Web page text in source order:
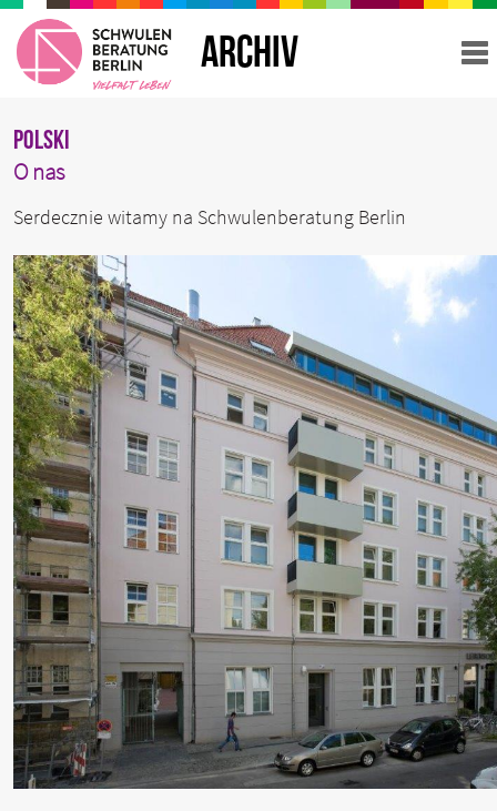
ARCHIV
Polski
O nas
Serdecznie witamy na Schwulenberatung Berlin